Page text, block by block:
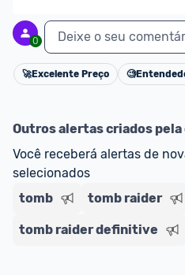
0 Deixe o seu
🚀Excelente Preço 🧐
Outros alertas criados pela
Você receberá alertas de
selecionados
tomb
tomb raider
tomb raider definitive